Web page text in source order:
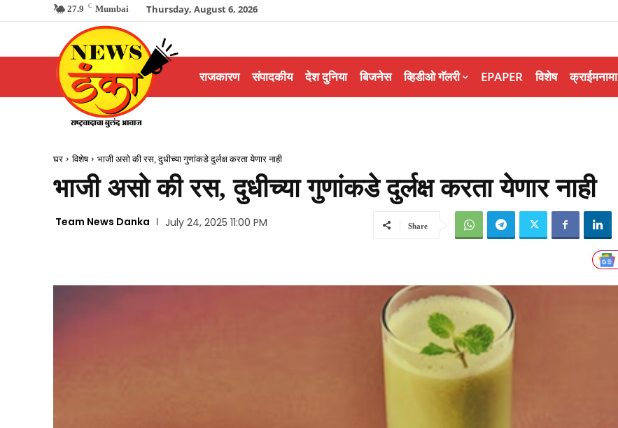
27.9 C Mumbai Thursday, August 6, 2026
राजकारण संपादकीय देश दुनिया बिजनेस व्हिडीओ गॅलरी EPAPER विशेष क्राईमनामा
घर विशेष भाजी असो की रस, दुधीच्या गुणांकडे दुर्लक्ष करता येणार नाही
भाजी असो की रस, दुधीच्या गुणांकडे दुर्लक्ष करता येणार नाही
Team News Danka July 24, 2025 11:00 PM Share